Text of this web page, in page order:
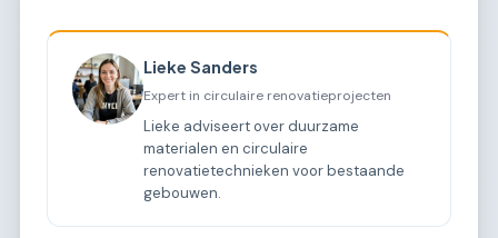
Lieke Sanders
Expert in circulaire renovatieprojecten
Lieke adviseert over duurzame
materialen en circulaire
renovatietechnieken voor bestaande
gebouwen.